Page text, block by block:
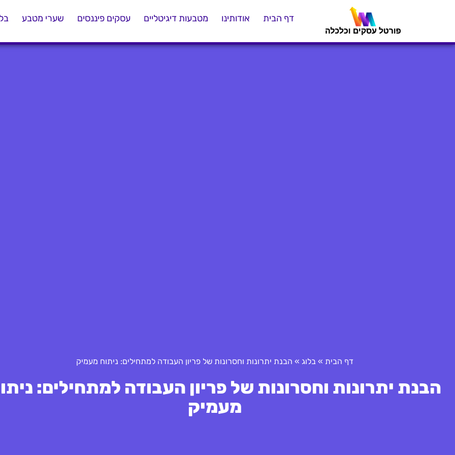
דף הבית אודותינו מטבעות דיגיטליים עסקים פיננסים שערי מטבע
דף הבית » בלוג » הבנת יתרונות וחסרונות של פריון העבודה למתחילים: ניתוח מעמיק
הבנת יתרונות וחסרונות של פריון העבודה למתחילים:
מעמיק